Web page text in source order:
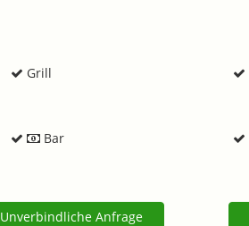
Grill
Bar
Unverbindliche Anfrage